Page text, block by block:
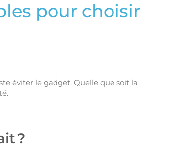
pour choisir
éviter le gadget. Quelle que soit la
?